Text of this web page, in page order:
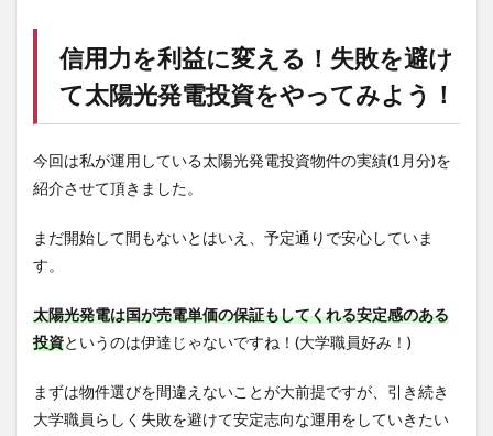
信用力を利益に変える！失敗を避け
て太陽光発電投資をやってみよう！
今回は私が運用している太陽光発電投資物件の実績(1月分)を
紹介させて頂きました。
まだ開始して間もないとはいえ、予定通りで安心していま
す。
太陽光発電は国が売電単価の保証もしてくれる安定感のある
投資というのは伊達じゃないですね！(大学職員好み！)
まずは物件選びを間違えないことが大前提ですが、引き続き
大学職員らしく失敗を避けて安定志向な運用をしていきたい